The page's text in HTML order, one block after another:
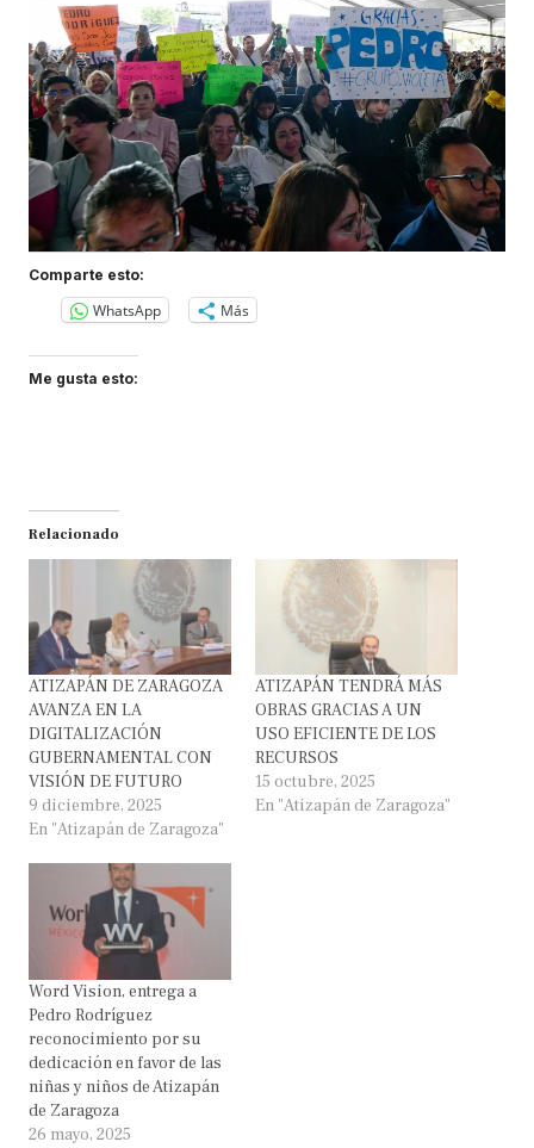
Comparte esto:
WhatsApp Más
Me gusta esto:
Relacionado
ATIZAPÁN DE ZARAGOZA
AVANZA EN LA
DIGITALIZACIÓN
GUBERNAMENTAL CON
VISIÓN DE FUTURO
9 diciembre, 2025
En "Atizapán de Zaragoza"
ATIZAPÁN TENDRÁ MÁS
OBRAS GRACIAS A UN
USO EFICIENTE DE LOS
RECURSOS
15 octubre, 2025
En "Atizapán de Zaragoza"
Word Vision, entrega a
Pedro Rodríguez
reconocimiento por su
dedicación en favor de las
niñas y niños de Atizapán
de Zaragoza
26 mayo, 2025